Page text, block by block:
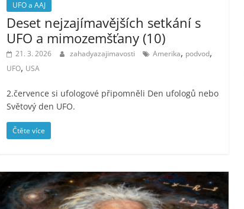
UFO a AAJ
Deset nejzajímavějších setkání s
UFO a mimozemšťany (10)
21. 3. 2026 zahadyazajimavosti Amerika, podvod,
UFO, USA
2.července si ufologové připomněli Den ufologů nebo
Světový den UFO.
Čtěte více